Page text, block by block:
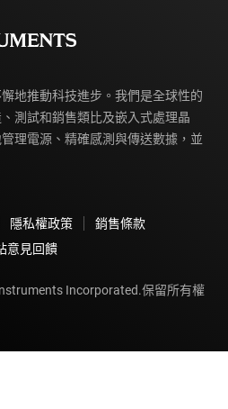
地推動科技進步。我們是全球性的
測試和銷售類比及嵌入式處理晶
理電源、精確感測與傳送數據，並
隱私權政策
銷售條款
意見回饋
Incorporated.保留所有權